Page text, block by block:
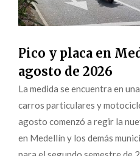
Pico y placa en
agosto de 2026
La medida se encuentra en
carros particulares y
agosto comenzó a regir la
en Medellín y los demás